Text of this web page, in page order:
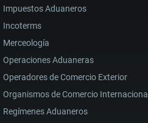
Impuestos Aduaneros
Incoterms
Merceología
Operaciones Aduaneras
Operadores de Comercio Exterior
Organismos de Comercio Internacional
Regímenes Aduaneros